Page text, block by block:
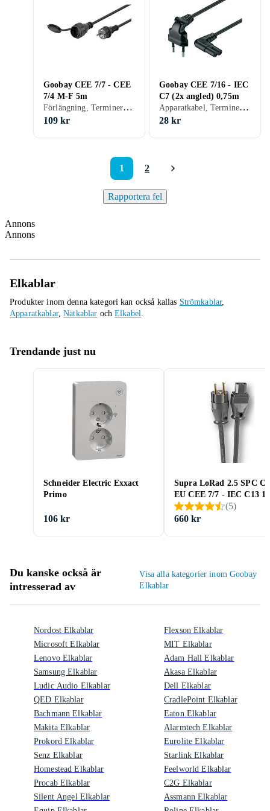
Goobay CEE 7/7 - CEE
7/4 M-F 5m
Förlängning, Terminerad (försedd med kontakter), 21.8
109 kr
Goobay CEE 7/16 - IEC
C7 (2x angled) 0,75m
Apparatkabel, Terminerad (försedd med kontakter), 37.33
28 kr
1 2
Rapportera fel
Annons
Annons
Elkablar
Produkter inom denna kategori kan också kallas Strömkablar,
Apparatkablar,Nätkablar ochElkabel.
Trendande just nu
Schneider Electric Exxact
Primo
106 kr
Supra LoRad 2.5 SPC
EU CEE 7/7 - IEC C13
(5)
660 kr
Du kanske också är
intresserad av
Visa alla kategorier inom Goobay
Elkablar
Nordost Elkablar
Microsoft Elkablar
Lenovo Elkablar
Samsung Elkablar
Ludic Audio Elkablar
QED Elkablar
Bachmann Elkablar
Makita Elkablar
Prokord Elkablar
Senz Elkablar
Homestead Elkablar
Procab Elkablar
Silent Angel Elkablar
Flexson Elkablar
MIT Elkablar
Adam Hall Elkablar
Akasa Elkablar
Dell Elkablar
CradlePoint Elkablar
Eaton Elkablar
Alarmtech Elkablar
Eurolite Elkablar
Starlink Elkablar
Feelworld Elkablar
C2G Elkablar
Assmann Elkablar